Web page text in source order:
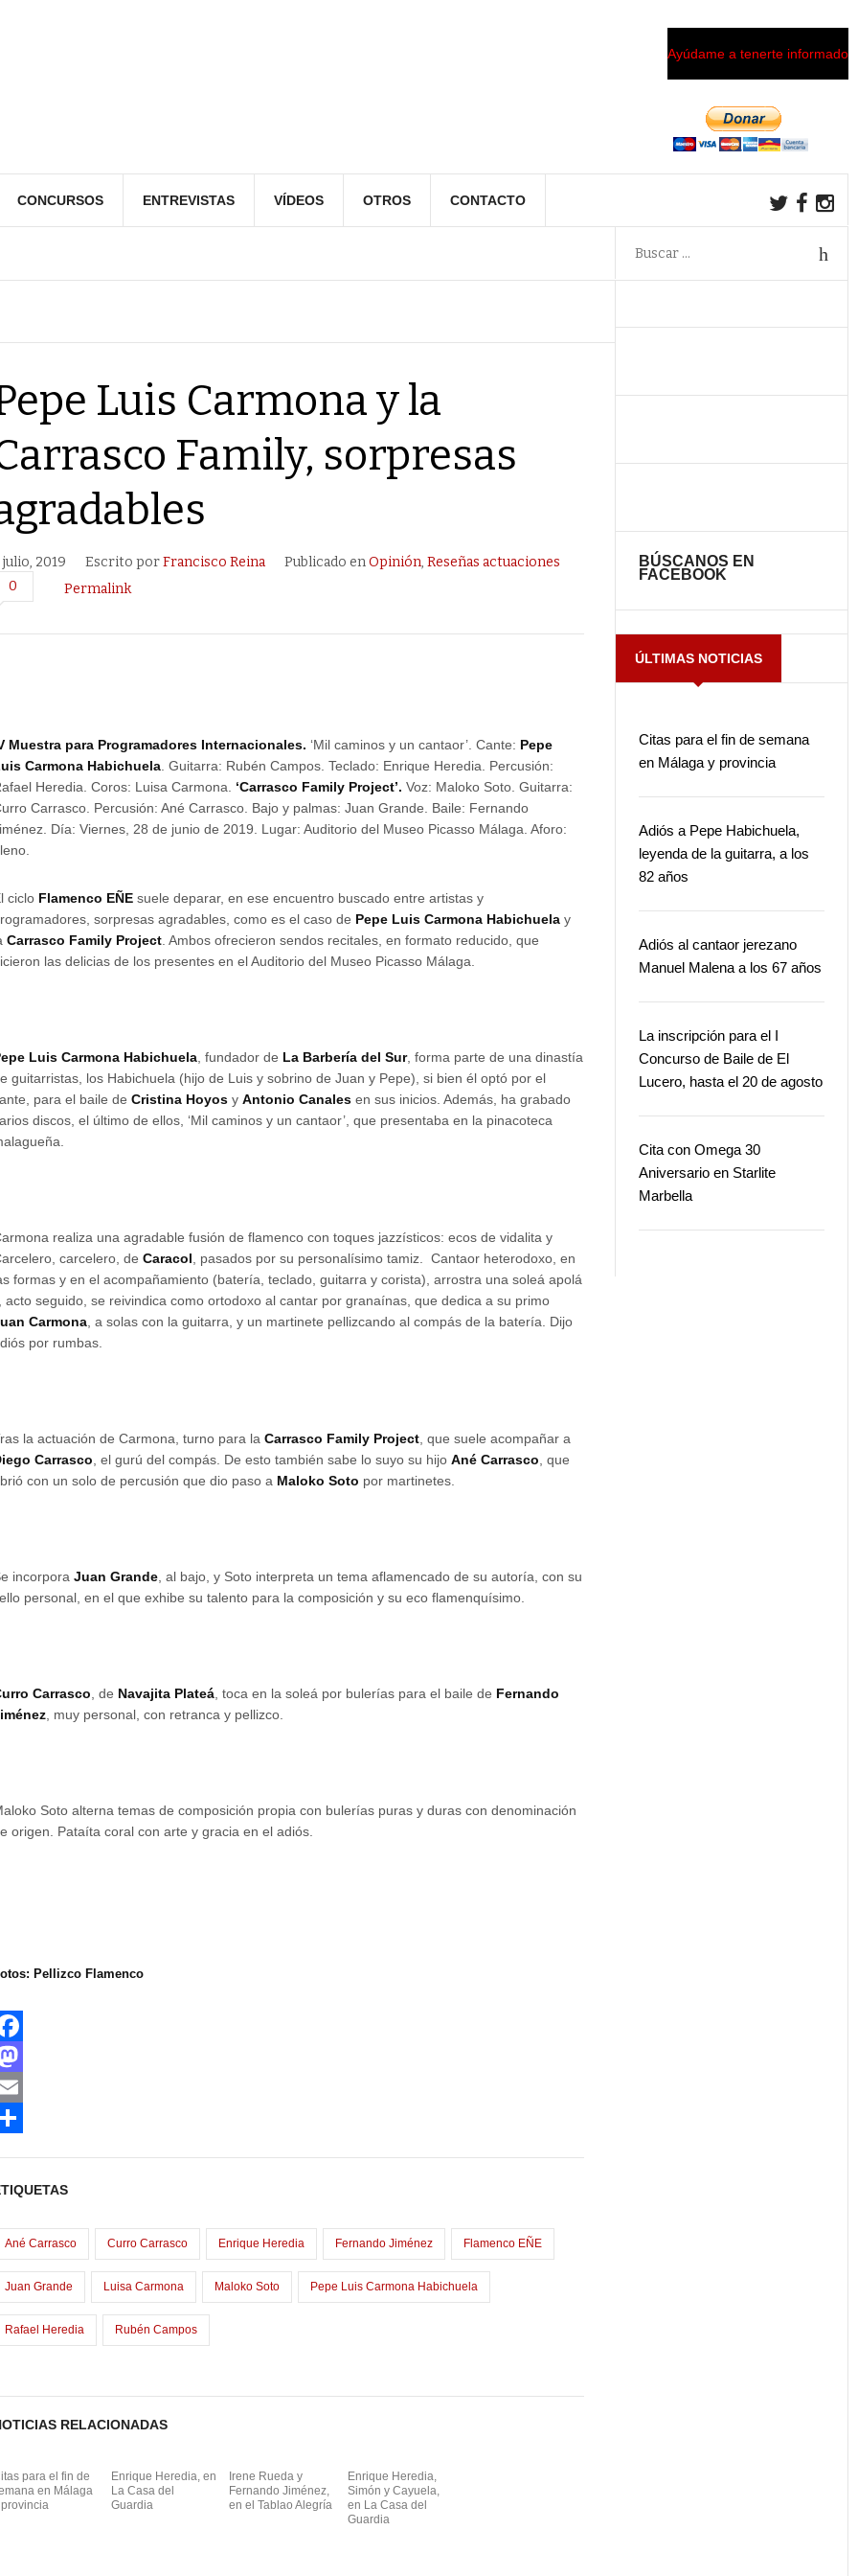
Ayúdame a tenerte informado
CONCURSOS ENTREVISTAS VÍDEOS OTROS CONTACTO
Luis Carmona y la
Family, sorpresas
julio, 2019 Escrito porFrancisco Reina Publicado enOpinión,Reseñas actuaciones
0
Permalink
Muestra para Programadores Internacionales. ‘Mil caminos y un cantaor’. Cante: Pepe
Carmona Habichuela . Guitarra: Rubén Campos. Teclado: Enrique Heredia. Percusión:
Heredia. Coros: Luisa Carmona.
‘Carrasco Family Project’. Voz: Maloko Soto. Guitarra:
Carrasco. Percusión: Ané Carrasco. Bajo y palmas: Juan Grande. Baile: Fernando
Día: Viernes, 28 de junio de 2019. Lugar: Auditorio del Museo Picasso Málaga. Aforo:
ciclo Flamenco EÑE suele deparar, en ese encuentro buscado entre artistas y
sorpresas agradables, como es el caso de Pepe Luis Carmona Habichuela y
Carrasco Family Project . Ambos ofrecieron sendos recitales, en formato reducido, que
las delicias de los presentes en el Auditorio del Museo Picasso Málaga.
Luis Carmona Habichuela , fundador de La Barbería del Sur, forma parte de una dinastía
guitarristas, los Habichuela (hijo de Luis y sobrino de Juan y Pepe), si bien él optó por el
para el baile deCristina Hoyos yAntonio Canales en sus inicios. Además, ha grabado
discos, el último de ellos, ‘Mil caminos y un cantaor’, que presentaba en la pinacoteca
realiza una agradable fusión de flamenco con toques jazzísticos: ecos de vidalita y
carcelero, deCaracol , pasados por su personalísimo tamiz. Cantaor heterodoxo, en
formas y en el acompañamiento (batería, teclado, guitarra y corista), arrostra una soleá apolá
acto seguido, se reivindica como ortodoxo al cantar por granaínas, que dedica a su primo
Carmona , a solas con la guitarra, y un martinete pellizcando al compás de la batería. Dijo
por rumbas.
la actuación de Carmona, turno para laCarrasco Family Project , que suele acompañar a
Carrasco , el gurú del compás. De esto también sabe lo suyo su hijoAné Carrasco , que
con un solo de percusión que dio paso a Maloko Soto por martinetes.
incorporaJuan Grande , al bajo, y Soto interpreta un tema aflamencado de su autoría, con su
personal, en el que exhibe su talento para la composición y su eco flamenquísimo.
Carrasco , de Navajita Plateá , toca en la soleá por bulerías para el baile de Fernando
, muy personal, con retranca y pellizco.
Soto alterna temas de composición propia con bulerías puras y duras con denominación
origen. Pataíta coral con arte y gracia en el adiós.
Pellizco Flamenco
aE
Ané Carrasco Curro Carrasco Enrique Heredia Fernando Jiménez Flamenco EÑE
Juan Grande Luisa Carmona Maloko Soto Pepe Luis Carmona Habichuela
Rafael Heredia Rubén Campos
RELACIONADAS
para el fin de
en Málaga
Enrique Heredia, en
La Casa del
Guardia
Irene Rueda y
Fernando Jiménez,
en el Tablao Alegría
Enrique Heredia,
Simón y Cayuela,
en La Casa del
Guardia
BÚSCANOS EN
FACEBOOK
ÚLTIMAS NOTICIAS
Citas para el fin de semana
en Málaga y provincia
Adiós a Pepe Habichuela,
leyenda de la guitarra, a los
82 años
Adiós al cantaor jerezano
Manuel Malena a los 67 años
La inscripción para el I
Concurso de Baile de El
Lucero, hasta el 20 de agosto
Cita con Omega 30
Aniversario en Starlite
Marbella